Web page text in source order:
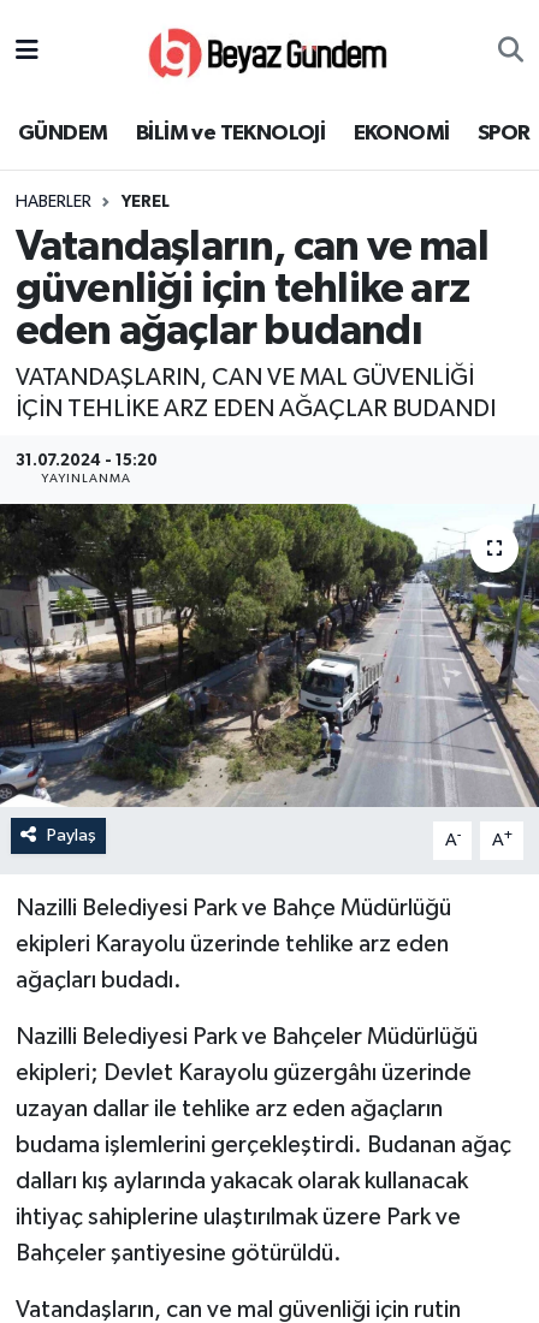
GÜNDEM BİLİM ve TEKNOLOJİ EKONOMİ SPOR
HABERLER YEREL
Vatandaşların, can ve mal
güvenliği için tehlike arz
eden ağaçlar budandı
VATANDAŞLARIN, CAN VE MAL GÜVENLİĞİ
İÇİN TEHLİKE ARZ EDEN AĞAÇLAR BUDANDI
31.07.2024 - 15:20
YAYINLANMA
Paylaş A- A+
Nazilli Belediyesi Park ve Bahçe Müdürlüğü
ekipleri Karayolu üzerinde tehlike arz eden
ağaçları budadı.
Nazilli Belediyesi Park ve Bahçeler Müdürlüğü
ekipleri; Devlet Karayolu güzergâhı üzerinde
uzayan dallar ile tehlike arz eden ağaçların
budama işlemlerini gerçekleştirdi. Budanan ağaç
dalları kış aylarında yakacak olarak kullanacak
ihtiyaç sahiplerine ulaştırılmak üzere Park ve
Bahçeler şantiyesine götürüldü.
Vatandaşların, can ve mal güvenliği için rutin
EKONOMİ
SAĞLIK
EĞİTİM
KÜLTÜR SANAT
MAGAZİN
YEREL
Süper Lig Puan Durumu ve Fikstür
Tüm Manşetler
Son Dakika Haberleri
Haber Arşivi